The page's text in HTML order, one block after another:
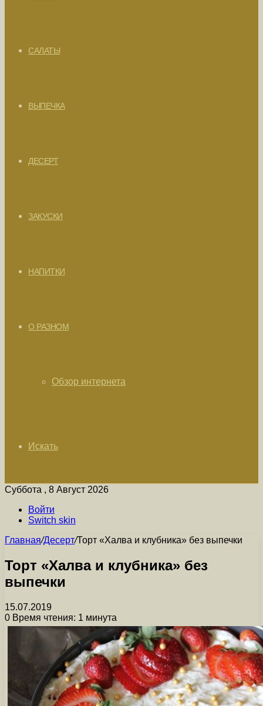
САЛАТЫ
ВЫПЕЧКА
ДЕСЕРТ
ЗАКУСКИ
НАПИТКИ
О РАЗНОМ
Обзор интернета
Искать
Суббота , 8 Август 2026
Войти
Switch skin
Главная/Десерт/Торт «Халва и клубника» без выпечки
Торт «Халва и клубника» без
выпечки
15.07.2019
0 Время чтения: 1 минута